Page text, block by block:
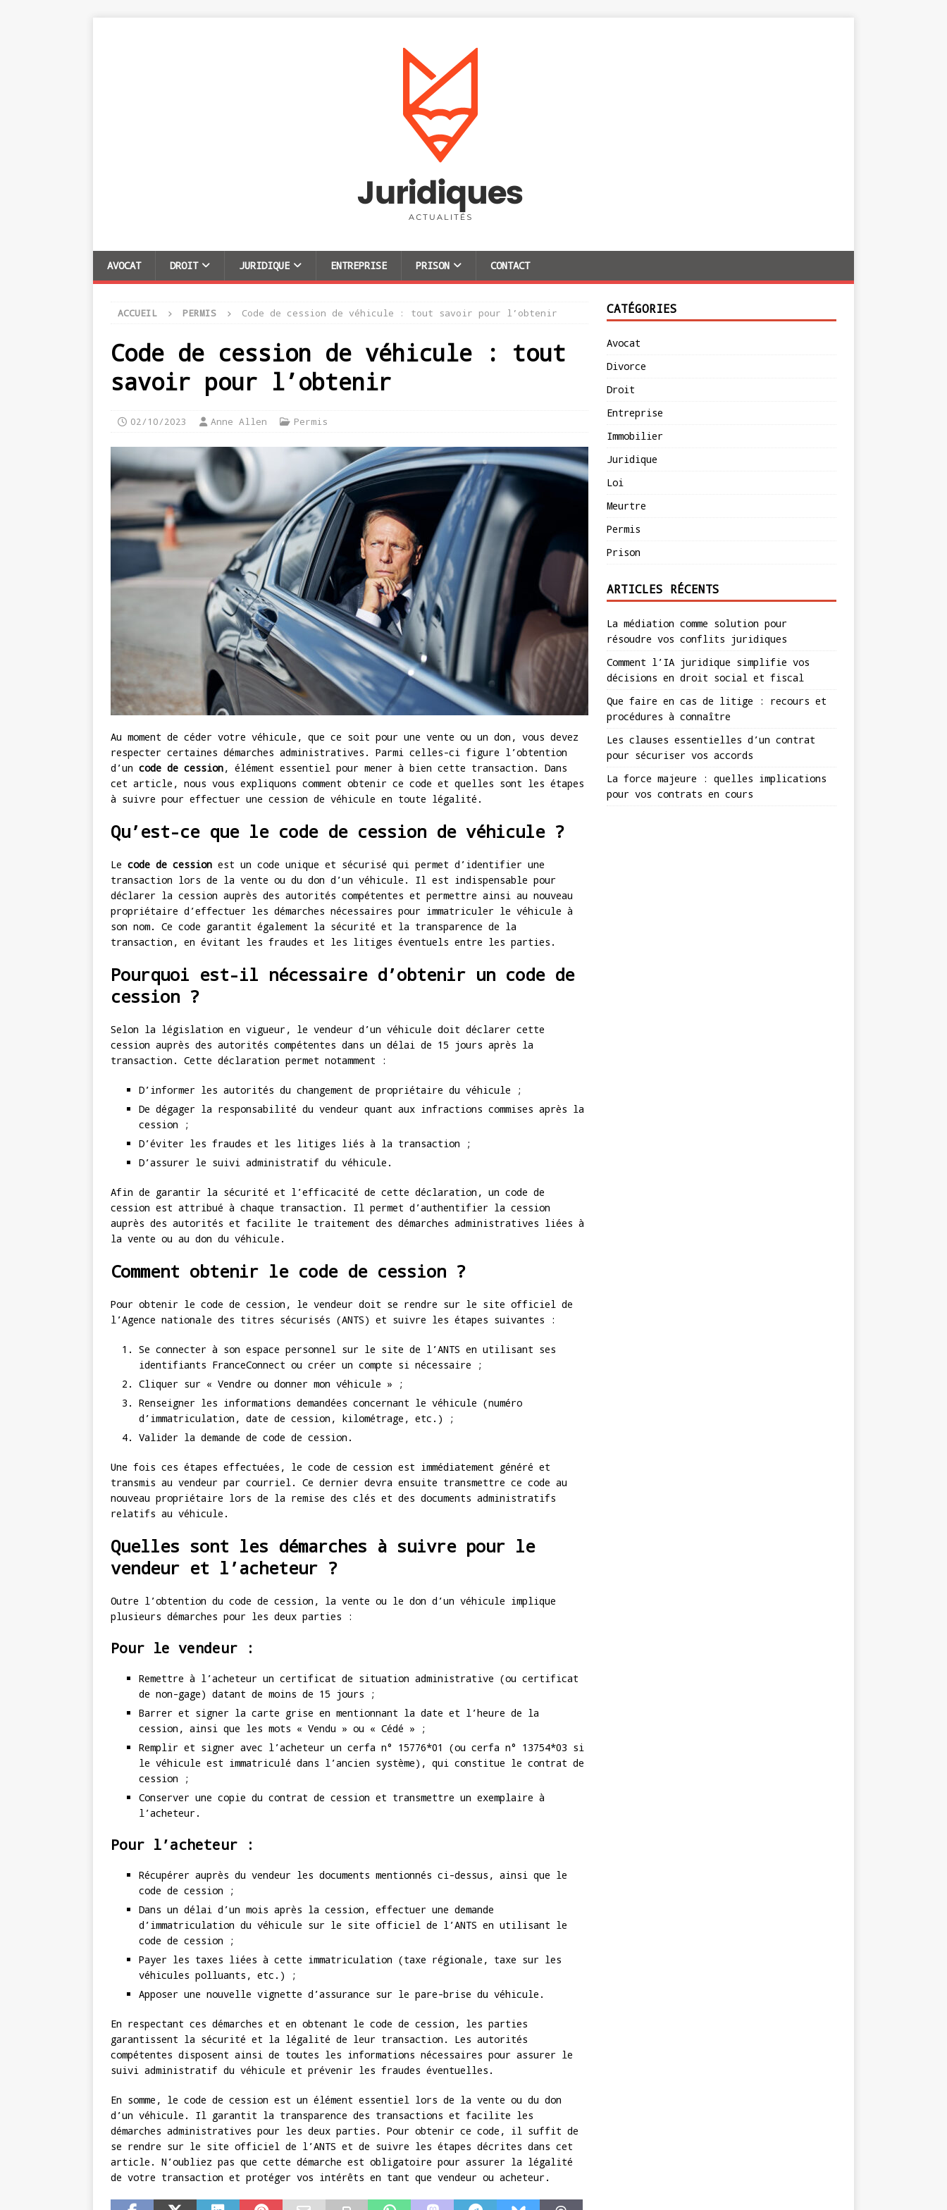
AVOCAT DROIT JURIDIQUE ENTREPRISE PRISON CONTACT
ACCUEIL PERMIS Code de cession de véhicule : tout savoir pour l’obtenir
Code de cession de véhicule : tout
savoir pour l’obtenir
02/10/2023 Anne Allen Permis
Au moment de céder votre véhicule, que ce soit pour une vente ou un don, vous devez
respecter certaines démarches administratives. Parmi celles-ci figure l’obtention
d’un code de cession, élément essentiel pour mener à bien cette transaction. Dans
cet article, nous vous expliquons comment obtenir ce code et quelles sont les étapes
à suivre pour effectuer une cession de véhicule en toute légalité.
Qu’est-ce que le code de cession de véhicule ?
Le code de cession est un code unique et sécurisé qui permet d’identifier une
transaction lors de la vente ou du don d’un véhicule. Il est indispensable pour
déclarer la cession auprès des autorités compétentes et permettre ainsi au nouveau
propriétaire d’effectuer les démarches nécessaires pour immatriculer le véhicule à
son nom. Ce code garantit également la sécurité et la transparence de la
transaction, en évitant les fraudes et les litiges éventuels entre les parties.
Pourquoi est-il nécessaire d’obtenir un code de
cession ?
Selon la législation en vigueur, le vendeur d’un véhicule doit déclarer cette
cession auprès des autorités compétentes dans un délai de 15 jours après la
transaction. Cette déclaration permet notamment :
D’informer les autorités du changement de propriétaire du véhicule ;
De dégager la responsabilité du vendeur quant aux infractions commises après la
cession ;
D’éviter les fraudes et les litiges liés à la transaction ;
D’assurer le suivi administratif du véhicule.
Afin de garantir la sécurité et l’efficacité de cette déclaration, un code de
cession est attribué à chaque transaction. Il permet d’authentifier la cession
auprès des autorités et facilite le traitement des démarches administratives liées à
la vente ou au don du véhicule.
Comment obtenir le code de cession ?
Pour obtenir le code de cession, le vendeur doit se rendre sur le site officiel de
l’Agence nationale des titres sécurisés (ANTS) et suivre les étapes suivantes :
Se connecter à son espace personnel sur le site de l’ANTS en utilisant ses
identifiants FranceConnect ou créer un compte si nécessaire ;
Cliquer sur « Vendre ou donner mon véhicule » ;
Renseigner les informations demandées concernant le véhicule (numéro
d’immatriculation, date de cession, kilométrage, etc.) ;
Valider la demande de code de cession.
Une fois ces étapes effectuées, le code de cession est immédiatement généré et
transmis au vendeur par courriel. Ce dernier devra ensuite transmettre ce code au
nouveau propriétaire lors de la remise des clés et des documents administratifs
relatifs au véhicule.
Quelles sont les démarches à suivre pour le
vendeur et l’acheteur ?
Outre l’obtention du code de cession, la vente ou le don d’un véhicule implique
plusieurs démarches pour les deux parties :
Pour le vendeur :
Remettre à l’acheteur un certificat de situation administrative (ou certificat
de non-gage) datant de moins de 15 jours ;
Barrer et signer la carte grise en mentionnant la date et l’heure de la
cession, ainsi que les mots « Vendu » ou « Cédé » ;
Remplir et signer avec l’acheteur un cerfa n° 15776*01 (ou cerfa n° 13754*03 si
le véhicule est immatriculé dans l’ancien système), qui constitue le contrat de
cession ;
Conserver une copie du contrat de cession et transmettre un exemplaire à
l’acheteur.
Pour l’acheteur :
Récupérer auprès du vendeur les documents mentionnés ci-dessus, ainsi que le
code de cession ;
Dans un délai d’un mois après la cession, effectuer une demande
d’immatriculation du véhicule sur le site officiel de l’ANTS en utilisant le
code de cession ;
Payer les taxes liées à cette immatriculation (taxe régionale, taxe sur les
véhicules polluants, etc.) ;
Apposer une nouvelle vignette d’assurance sur le pare-brise du véhicule.
En respectant ces démarches et en obtenant le code de cession, les parties
garantissent la sécurité et la légalité de leur transaction. Les autorités
compétentes disposent ainsi de toutes les informations nécessaires pour assurer le
suivi administratif du véhicule et prévenir les fraudes éventuelles.
En somme, le code de cession est un élément essentiel lors de la vente ou du don
d’un véhicule. Il garantit la transparence des transactions et facilite les
démarches administratives pour les deux parties. Pour obtenir ce code, il suffit de
se rendre sur le site officiel de l’ANTS et de suivre les étapes décrites dans cet
article. N’oubliez pas que cette démarche est obligatoire pour assurer la légalité
de votre transaction et protéger vos intérêts en tant que vendeur ou acheteur.
CATÉGORIES
Avocat
Divorce
Droit
Entreprise
Immobilier
Juridique
Loi
Meurtre
Permis
Prison
ARTICLES RÉCENTS
La médiation comme solution pour
résoudre vos conflits juridiques
Comment l’IA juridique simplifie vos
décisions en droit social et fiscal
Que faire en cas de litige : recours et
procédures à connaître
Les clauses essentielles d’un contrat
pour sécuriser vos accords
La force majeure : quelles implications
pour vos contrats en cours